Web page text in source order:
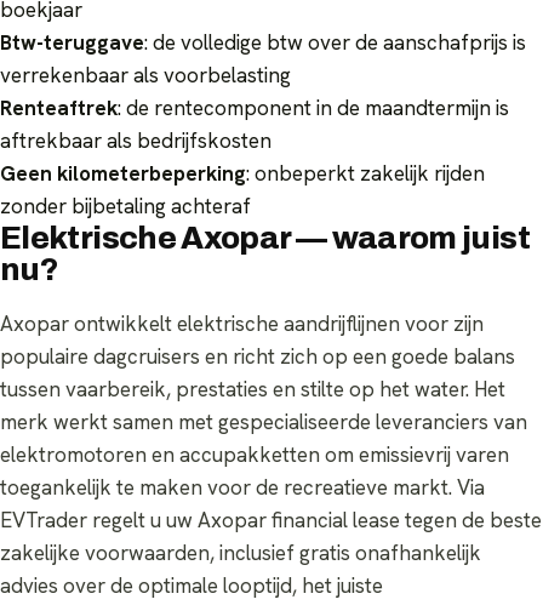
boekjaar
Btw-teruggave: de volledige btw over de aanschafprijs is
verrekenbaar als voorbelasting
Renteaftrek: de rentecomponent in de maandtermijn is
aftrekbaar als bedrijfskosten
Geen kilometerbeperking: onbeperkt zakelijk rijden
zonder bijbetaling achteraf
Elektrische Axopar — waarom juist
nu?
Axopar ontwikkelt elektrische aandrijflijnen voor zijn
populaire dagcruisers en richt zich op een goede balans
tussen vaarbereik, prestaties en stilte op het water. Het
merk werkt samen met gespecialiseerde leveranciers van
elektromotoren en accupakketten om emissievrij varen
toegankelijk te maken voor de recreatieve markt. Via
EVTrader regelt u uw Axopar financial lease tegen de beste
zakelijke voorwaarden, inclusief gratis onafhankelijk
advies over de optimale looptijd, het juiste